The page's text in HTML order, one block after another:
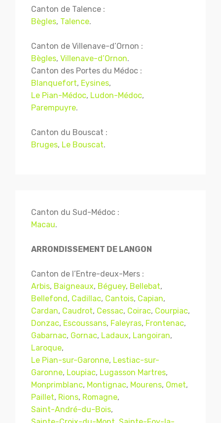
Canton de Talence :
Bègles, Talence.
Canton de Villenave-d’Ornon :
Bègles, Villenave-d’Ornon.
Canton des Portes du Médoc :
Blanquefort, Eysines,
Le Pian-Médoc, Ludon-Médoc,
Parempuyre.
Canton du Bouscat :
Bruges, Le Bouscat.
Canton du Sud-Médoc :
Macau.
ARRONDISSEMENT DE LANGON
Canton de l’Entre-deux-Mers :
Arbis, Baigneaux, Béguey, Bellebat,
Bellefond, Cadillac, Cantois, Capian,
Cardan, Caudrot, Cessac, Coirac, Courpiac,
Donzac, Escoussans, Faleyras, Frontenac,
Gabarnac, Gornac, Ladaux, Langoiran,
Laroque,
Le Pian-sur-Garonne, Lestiac-sur-
Garonne, Loupiac, Lugasson Martres,
Monprimblanc, Montignac, Mourens, Omet,
Paillet, Rions, Romagne,
Saint-André-du-Bois,